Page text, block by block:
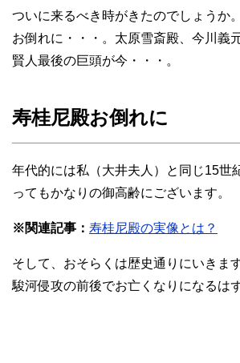
ついに来るべき時がきたのでしょうか
お倒れに・・・。太原雪斎殿、今川義
賢人最後の巨頭が今・・・。
寿桂尼殿お倒れに
年代的には私（大井夫人）と同じ15世
ってもかなりの御高齢にございます。
※関連記事： 寿桂尼殿の実像とは？
そして、おそらくは歴史通りにいきま
駿河侵攻の前後でお亡くなりになるは